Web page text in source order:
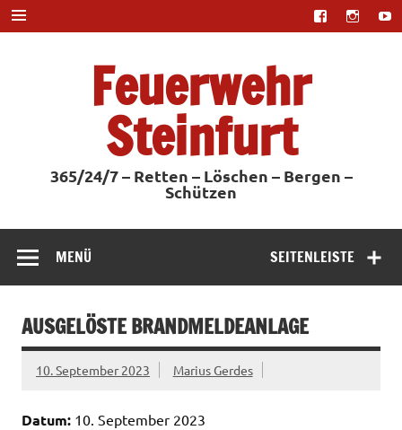
Zum
Inhalt
springen
Feuerwehr
Steinfurt
365/24/7 – Retten – Löschen – Bergen –
Schützen
SEITENLEISTE
MENÜ
AUSGELÖSTE BRANDMELDEANLAGE
10. September 2023 Marius Gerdes
Datum: 10. September 2023